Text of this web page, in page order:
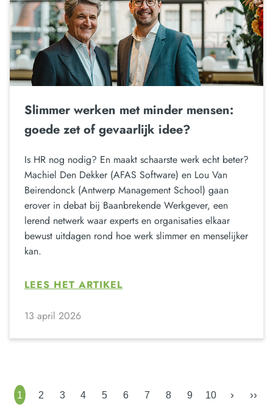
Slimmer werken met minder mensen:
goede zet of gevaarlijk idee?
Is HR nog nodig? En maakt schaarste werk echt beter?
Machiel Den Dekker (AFAS Software) en Lou Van
Beirendonck (Antwerp Management School) gaan
erover in debat bij Baanbrekende Werkgever, een
lerend netwerk waar experts en organisaties elkaar
bewust uitdagen rond hoe werk slimmer en menselijker
kan.
LEES HET ARTIKEL
13 april 2026
1 2 3 4 5 6 7 8 9 10 › ››